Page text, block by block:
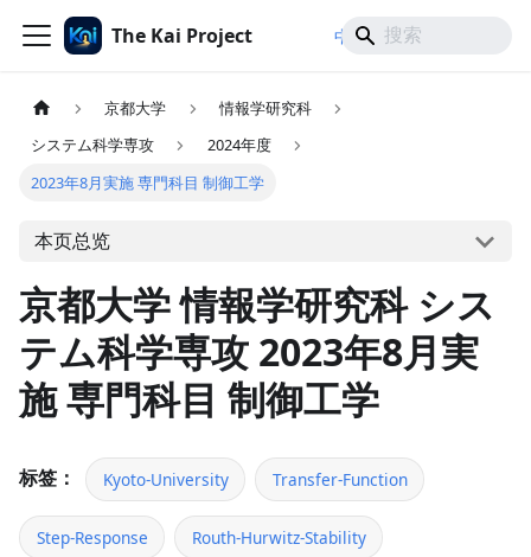
The Kai Project 中文/ 日本語
京都大学
情報学研究科
システム科学専攻
2024年度
2023年8月実施 専門科目 制御工学
本页总览
京都大学 情報学研究科 シス
テム科学専攻 2023年8月実
施 専門科目 制御工学
标签： Kyoto-University Transfer-Function
Step-Response Routh-Hurwitz-Stability